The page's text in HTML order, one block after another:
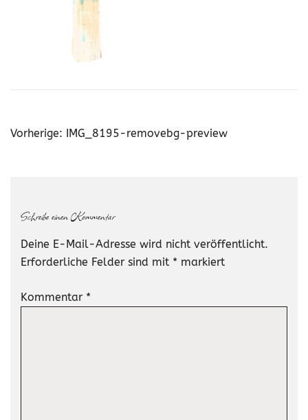
Beitragsnavigation
Vorherige: IMG_8195-removebg-preview
Schreibe einen Kommentar
Deine E-Mail-Adresse wird nicht veröffentlicht.
Erforderliche Felder sind mit * markiert
Kommentar *